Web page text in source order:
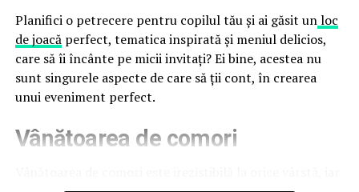
false de streaming, coduri QR malițioase și mesaje care
promit bilete, rambursări, premii sau acces gratuit la
meciuri. FBI a emis în luna mai un avertisment privind
site-urile care clonează platforma oficială prin
modificări minore ale denumirii domeniului, precum
a colecta date personale și bancare.
Planifici o petrecere pentru copilul tău și ai găsit unloc
de joacăperfect, tematica inspirată și meniul delicios,
care să îi încânte pe micii invitați? Ei bine, acestea nu
sunt singurele aspecte de care să ții cont, în crearea
unui eveniment perfect.
Vânătoarea de comori